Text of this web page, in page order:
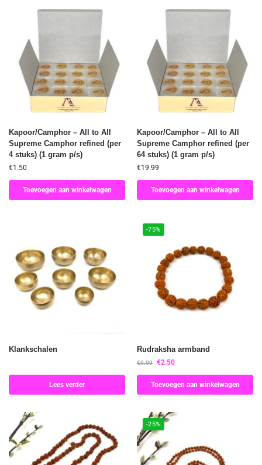
Kapoor/Camphor – All to All
Supreme Camphor refined (per
4 stuks) (1 gram p/s)
€1.50
Toevoegen aan winkelwagen
Kapoor/Camphor – All to All
Supreme Camphor refined (per
64 stuks) (1 gram p/s)
€19.99
Toevoegen aan winkelwagen
Klankschalen
Lees verder
-75%
Rudraksha armband
€9.99 €2.50
Toevoegen aan winkelwagen
-25%